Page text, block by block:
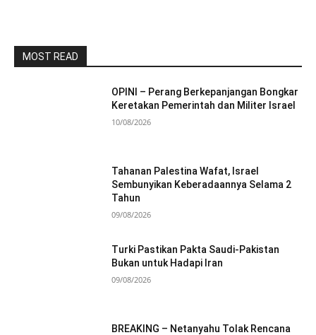
MOST READ
OPINI – Perang Berkepanjangan Bongkar
Keretakan Pemerintah dan Militer Israel
10/08/2026
Tahanan Palestina Wafat, Israel
Sembunyikan Keberadaannya Selama 2
Tahun
09/08/2026
Turki Pastikan Pakta Saudi-Pakistan
Bukan untuk Hadapi Iran
09/08/2026
BREAKING – Netanyahu Tolak Rencana